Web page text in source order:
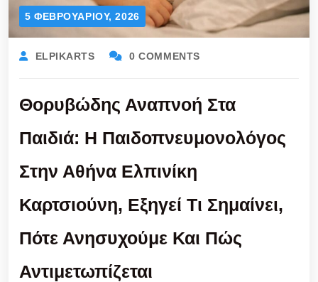
5 ΦΕΒΡΟΥΑΡΊΟΥ, 2026
ELPIKARTS 0 COMMENTS
Θορυβώδης Αναπνοή Στα
Παιδιά: Η Παιδοπνευμονολόγος
Στην Αθήνα Ελπινίκη
Καρτσιούνη, Εξηγεί Τι Σημαίνει,
Πότε Ανησυχούμε Και Πώς
Αντιμετωπίζεται